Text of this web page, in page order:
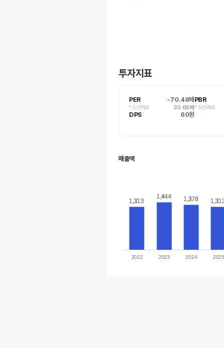
투자지표
PER -70.48배
* 5년PER 30.65배
PBR
* 5년PBR
DPS 60원
매출액
1,313
1,313
1,444
1,444 1,378
1,378
2022 2023 2024